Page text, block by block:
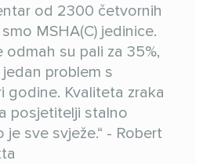
od 2300 četvornih
MSHA(C) jedinice.
odmah su pali za 35%,
problem s
godine. Kvaliteta zraka
posjetitelji stalno
sve svježe.“ - Robert